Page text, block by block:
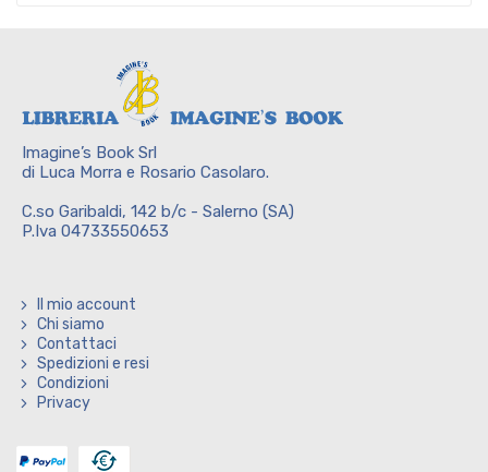
Imagine’s Book Srl
di Luca Morra e Rosario Casolaro.
C.so Garibaldi, 142 b/c - Salerno (SA)
P.Iva 04733550653
Il mio account
Chi siamo
Contattaci
Spedizioni e resi
Condizioni
Privacy